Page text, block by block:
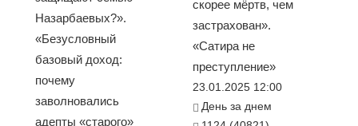
Назарбаевых?».
«Безусловный
базовый доход:
почему
заволновались
адепты «старого»
скорее мёртв, чем
застрахован».
«Сатира не
преступление»
23.01.2025 12:00
День за днем